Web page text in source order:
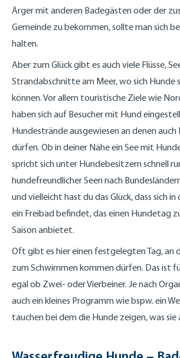
Ärger mit anderen Badegästen oder der
Gemeinde zu bekommen, sollte man sich
halten.
Aber zum Glück gibt es auch viele Flüsse,
Strandabschnitte am Meer, wo sich Hunde
können. Vor allem touristische Ziele wie
haben sich auf Besucher mit Hund
Hundestrände ausgewiesen an denen
dürfen. Ob in deiner Nähe ein See mit
spricht sich unter Hundebesitzern schnell
hundefreundlicher Seen nach
und vielleicht hast du das Glück, dass sich
ein Freibad befindet, das einen Hundetag
Saison anbietet.
Oft gibt es hier einen festgelegten Tag, an
zum Schwimmen kommen dürfen. Das ist
egal ob Zwei- oder Vierbeiner. Je nach
auch ein kleines Programm wie bspw. ein
tauchen bei dem die Hunde zeigen, was sie